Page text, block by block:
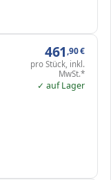
461,90€
pro Stück, inkl.
MwSt.*
✓ auf Lager